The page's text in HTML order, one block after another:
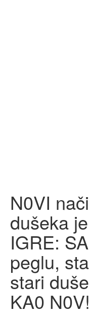
N0VI
dušeka
IGRE:
peglu,
stari
KA0 N0V!